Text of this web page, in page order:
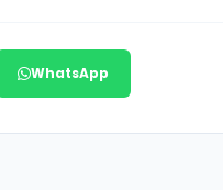
WhatsApp